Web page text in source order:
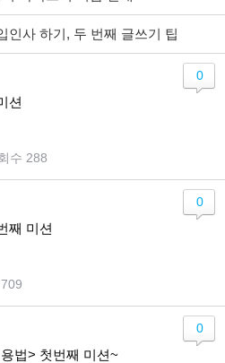
인사 하기, 두 번째 글쓰기 팁
션
수 288
0
째 미션
0
법> 첫번째 미션~
0